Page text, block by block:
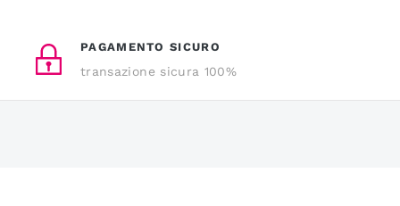
PAGAMENTO SICURO
transazione sicura 100%